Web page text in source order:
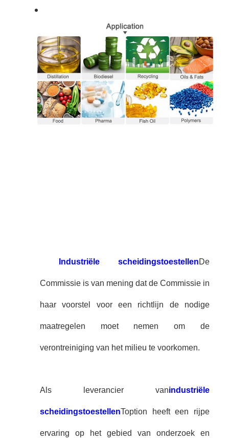
Industriële scheidingstoestellenDe
Commissie is van mening dat de Commissie in
haar voorstel voor een richtlijn de nodige
maatregelen moet nemen om de
verontreiniging van het milieu te voorkomen.
Als leverancier vanindustriële
scheidingstoestellenToption heeft een rijpe
ervaring op het gebied van onderzoek en